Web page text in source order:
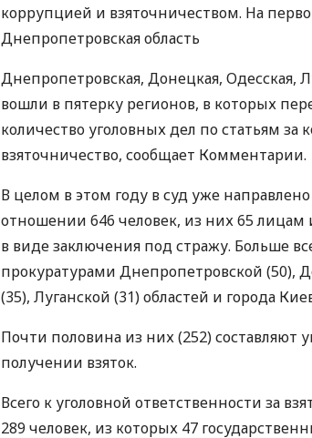
коррупцией и взяточничеством. На
Днепропетровская область
Днепропетровская, Донецкая, Одесская,
вошли в пятерку регионов, в которых
количество уголовных дел по статьям за
взяточничество, сообщает Комментарии.
В целом в этом году в суд уже
отношении 646 человек, из них 65 лицам
в виде заключения под стражу. Больше
прокуратурами Днепропетровской (50),
(35), Луганской (31) областей и города
Почти половина из них (252) составляют
получении взяток.
Всего к уголовной ответственности за
289 человек, из которых 47